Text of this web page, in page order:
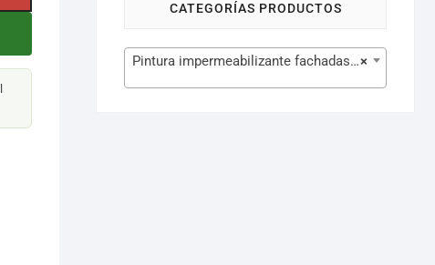
CATEGORÍAS PRODUCTOS
×
Pintura impermeabilizante fachadas (19)